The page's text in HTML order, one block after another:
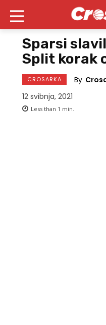
Sparsi
Split korak
CROSARKA By
12 svibnja, 2021
Less than 1 min.